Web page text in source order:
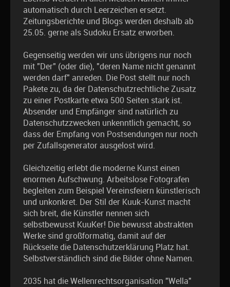
automatisch durch Leerzeichen ersetzt.
Zeitungsberichte und Blogs werden deshalb ab
25.05. gerne als Sudoku Ersatz erworben.
Gegenseitig werden wir uns übrigens nur noch
mit "Der" (oder die), "deren Name nicht genannt
werden darf" anreden. Die Post stellt nur noch
Pakete zu, da der Datenschutzrechtliche Zusatz
zu einer Postkarte etwa 500 Seiten stark ist.
Absender und Empfänger sind natürlich zu
Datenschutzzwecken unkenntlich gemacht, so
dass der Empfang von Postsendungen nur noch
per Zufallsgenerator ausgelost wird.
Gleichzeitig erlebt die moderne Kunst einen
enormen Aufschwung. Arbeitslose Fotografen
begleiten zum Beispiel Vereinsfeiern künstlerisch
und unkonkret. Der Stil der Kuuk-Kunst macht
sich breit, die Künstler nennen sich
selbstbewusst KuuKer! Die bewusst abstrakten
Werke sind großformatig, damit auf der
Rückseite die Datenschutzerklärung Platz hat.
Selbstverständlich sind die Bilder ohne Namen.
2035 hat die Wellenrechtsorganisation "Wella"